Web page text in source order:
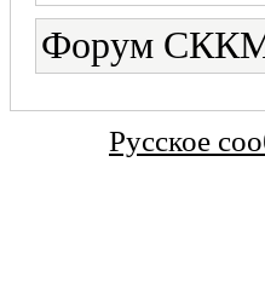
Форум
Русское